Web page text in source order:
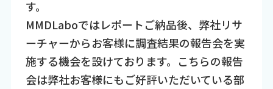
す。
MMDLaboではレポートご納品後、弊社リサ
ーチャーからお客様に調査結果の報告会を実
施する機会を設けております。こちらの報告
会は弊社お客様にもご好評いただいている部